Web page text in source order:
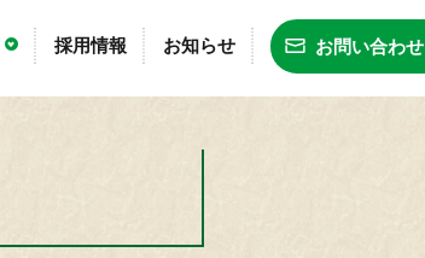
採用情報 お知らせ お問い合わせ